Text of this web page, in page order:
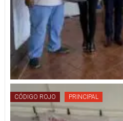
CÓDIGO ROJO PRINCIPAL